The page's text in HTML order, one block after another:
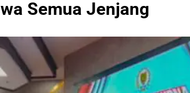
Semua Jenjang